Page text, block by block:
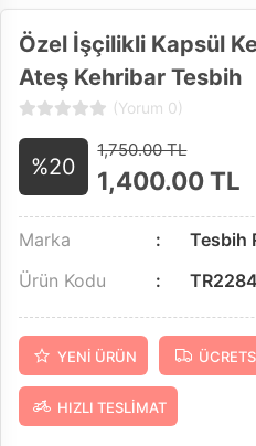
Özel İşçilikli Kapsül
Ateş Kehribar Tesbih
(Yorum 0)
%20
1,750.00 TL
1,400.00TL
Marka
Tesbih
Ürün Kodu
TR2284
YENI ÜRÜN
HIZLI TESLIMAT